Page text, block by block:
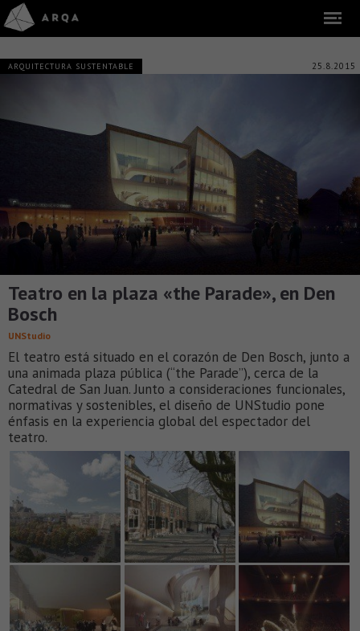
ARQUITECTURA SUSTENTABLE 25.8.2015
Teatro en la plaza «the Parade», en Den
Bosch
UNStudio
El teatro está situado en el corazón de Den Bosch, junto a
una animada plaza pública (“the Parade”), cerca de la
Catedral de San Juan. Junto a consideraciones funcionales,
normativas y sostenibles, el diseño de UNStudio pone
énfasis en la experiencia global del espectador del
teatro.